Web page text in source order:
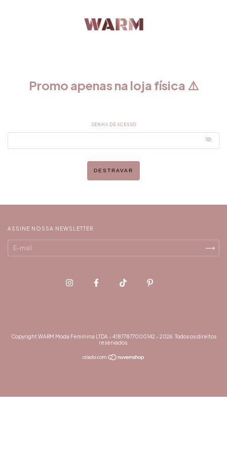
Promo apenas na loja física ⚠️
SENHA DE ACESSO
DESTRAVAR
ASSINE NOSSA NEWSLETTER
Copyright WARM Moda Feminina LTDA - 41877877000142 - 2026. Todos os direitos
reservados.